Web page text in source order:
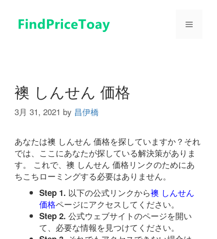
メ
襖 しんせん 価格
3月 31, 2021 by 昌伊橋
あなたは襖 しんせん 価格を探していますか？それ
では、ここにあなたが探している解決策がありま
す。 これで、襖 しんせん 価格リンクのためにあ
ちこちローミングする必要はありません。
Step 1. 以下の公式リンクから襖 しんせん
価格ページにアクセスしてください。
Step 2. 公式ウェブサイトのページを開い
て、必要な情報を見つけてください。